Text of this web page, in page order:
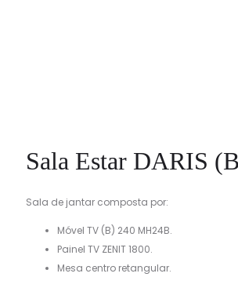
Sala Estar DARIS
Sala de jantar composta por:
Móvel TV (B) 240 MH24B.
Painel TV ZENIT 1800.
Mesa centro retangular.